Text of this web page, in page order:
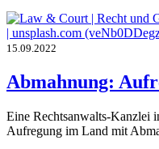
15.09.2022
Abmahnung:
Eine Rechtsanwalts-Kanzlei
Aufregung im Land mit